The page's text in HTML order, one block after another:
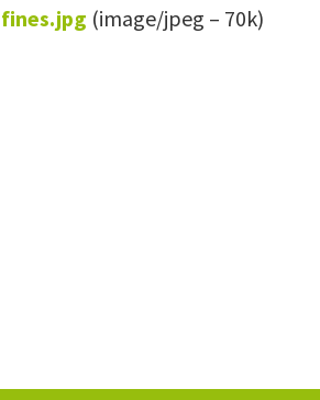
fines.jpg (image/jpeg – 70k)